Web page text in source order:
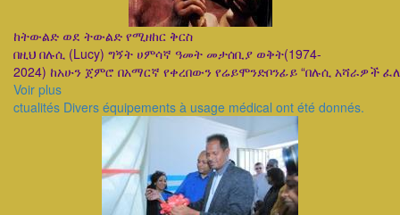
ከትውልድ ወደ ትውልድ የሚዘከር ቅርስ
በዚህ በሉሲ (Lucy) ግኝት ሀምሳኛ ዓመት መታሰቢያ ወቅት(1974-
2024) ከአሁን ጀምሮ በአማርኛ የቀረበውን የሬይሞንድቦንፊይ “በሉሲ
Voir plus
ctualités Divers équipements à usage médical ont été donnés.